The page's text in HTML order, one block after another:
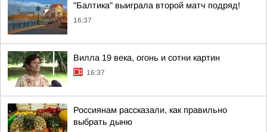
"Балтика" выиграла второй матч подряд!
16:37
Вилла 19 века, огонь и сотни картин
16:37
Россиянам рассказали, как правильно
выбрать дыню